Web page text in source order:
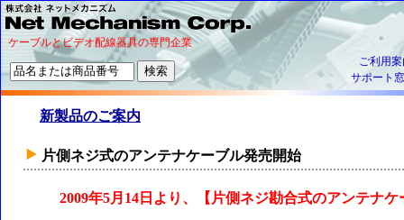
ケーブルとビデオ配線器具の専門企業
ご利用
サポート
新製品のご案内
片側ネジ式のアンテナケーブル発売開始
2009年5月14日より、【片側ネジ勘合式のアンテナ